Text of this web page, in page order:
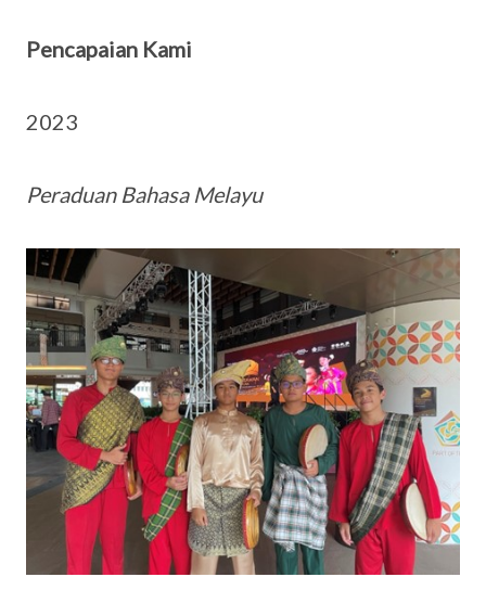
Pencapaian Kami
2023
Peraduan Bahasa Melayu